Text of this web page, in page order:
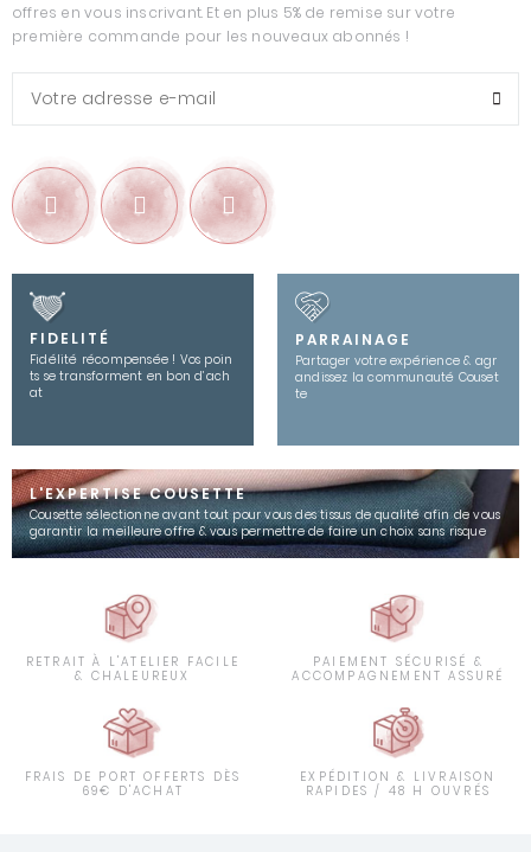
offres en vous inscrivant. Et en plus 5% de remise sur votre
première commande pour les nouveaux abonnés !
FIDELITÉ
Fidélité récompensée ! Vos poin
ts se transforment en bon d’ach
at
PARRAINAGE
Partager votre expérience & agr
andissez la communauté Couset
te
L'EXPERTISE COUSETTE
Cousette sélectionne avant tout pour vous des tissus de qualité afin de vous
garantir la meilleure offre & vous permettre de faire un choix sans risque
RETRAIT À L'ATELIER FACILE
& CHALEUREUX
PAIEMENT SÉCURISÉ &
ACCOMPAGNEMENT ASSURÉ
FRAIS DE PORT OFFERTS DÈS
69€ D'ACHAT
EXPÉDITION & LIVRAISON
RAPIDES / 48 H OUVRÉS